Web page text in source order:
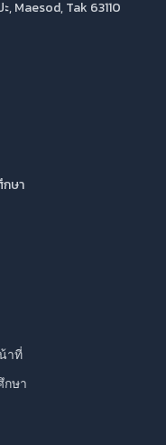
Maesod, Tak 63110
ษา
าที่
กษา